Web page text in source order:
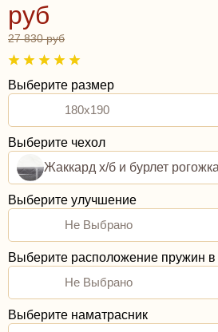
руб
27 830 руб
Выберите размер
180x190
Выберите чехол
Жаккард х/б и бурлет
Выберите улучшение
Не Выбрано
Выберите расположение пружин в
Не Выбрано
Выберите наматрасник